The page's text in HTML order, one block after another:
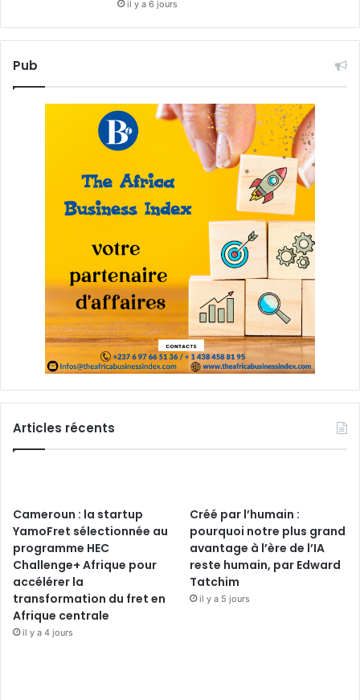
il y a 6 jours
Pub
Articles récents
Cameroun : la startup
YamoFret sélectionnée au
programme HEC
Challenge+ Afrique pour
accélérer la
transformation du fret en
Afrique centrale
il y a 4 jours
Créé par l’humain :
pourquoi notre plus grand
avantage à l’ère de l’IA
reste humain, par Edward
Tatchim
il y a 5 jours